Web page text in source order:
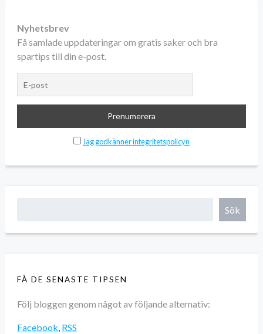
Nyhetsbrev
Få samlade uppdateringar om gratis saker och bra
spartips till din e-post.
Jag godkänner integritetspolicyn
Sök
FÅ DE SENASTE TIPSEN
Följ bloggen genom något av följande alternativ:
Facebook, RSS